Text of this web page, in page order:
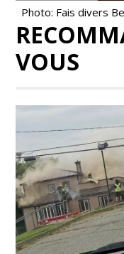
Photo: Fais divers
VOUS